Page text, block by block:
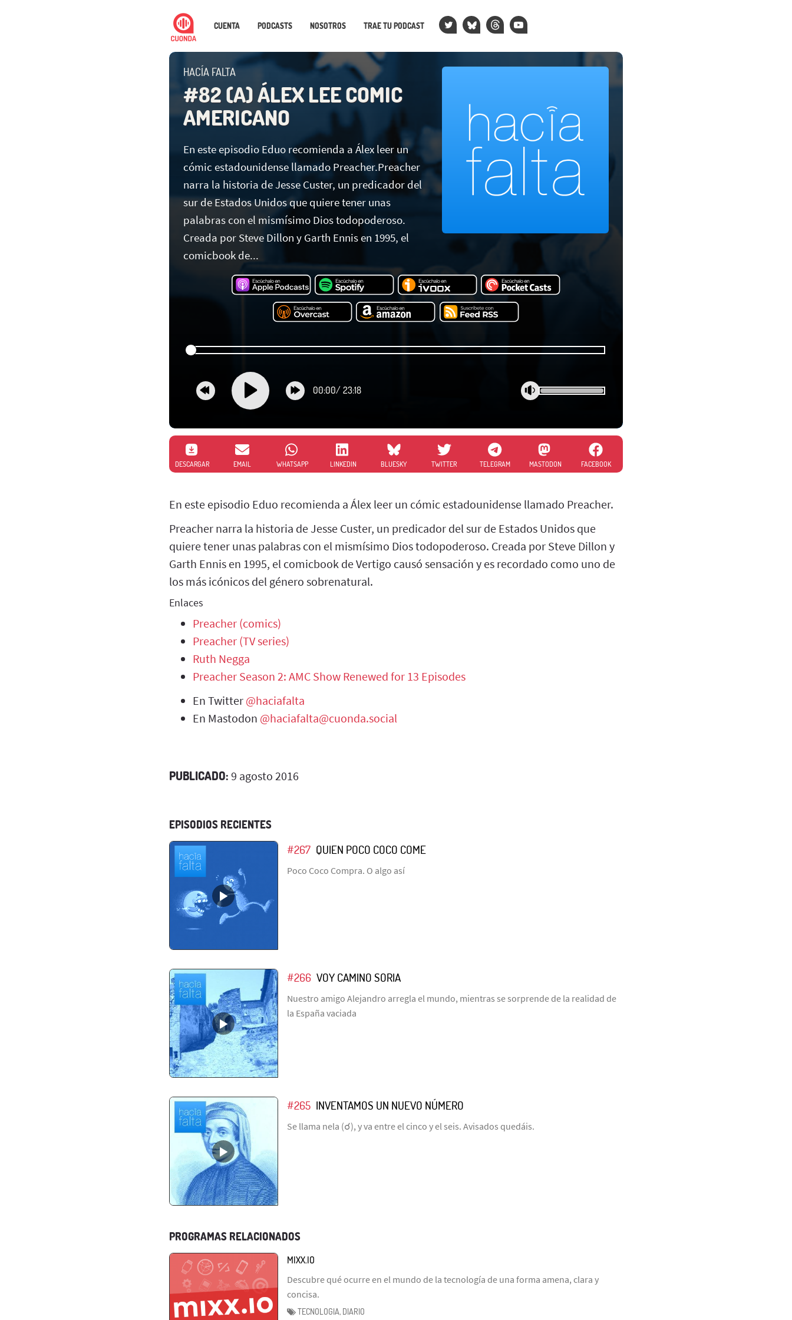
CUENTA PODCASTS NOSOTROS TRAE TU PODCAST
HACÍA FALTA
#82 (A) ÁLEX LEE COMIC
AMERICANO
En este episodio Eduo recomienda a Álex leer un
cómic estadounidense llamado Preacher.Preacher
narra la historia de Jesse Custer, un predicador del
sur de Estados Unidos que quiere tener unas
palabras con el mismísimo Dios todopoderoso.
Creada por Steve Dillon y Garth Ennis en 1995, el
comicbook de...
00:00/ 23:18
DESCARGAR EMAIL WHATSAPP LINKEDIN BLUESKY TWITTER TELEGRAM MASTODON FACEBOOK
En este episodio Eduo recomienda a Álex leer un cómic estadounidense llamado Preacher.
Preacher narra la historia de Jesse Custer, un predicador del sur de Estados Unidos que
quiere tener unas palabras con el mismísimo Dios todopoderoso. Creada por Steve Dillon y
Garth Ennis en 1995, el comicbook de Vertigo causó sensación y es recordado como uno de
los más icónicos del género sobrenatural.
Enlaces
Preacher (comics)
Preacher (TV series)
Ruth Negga
Preacher Season 2: AMC Show Renewed for 13 Episodes
En Twitter @haciafalta
En Mastodon @haciafalta@cuonda.social
PUBLICADO: 9 agosto 2016
EPISODIOS RECIENTES
#267 QUIEN POCO COCO COME
Poco Coco Compra. O algo así
#266 VOY CAMINO SORIA
Nuestro amigo Alejandro arregla el mundo, mientras se sorprende de la realidad de
la España vaciada
#265 INVENTAMOS UN NUEVO NÚMERO
Se llama nela (☌), y va entre el cinco y el seis. Avisados quedáis.
PROGRAMAS RELACIONADOS
MIXX.IO
Descubre qué ocurre en el mundo de la tecnología de una forma amena, clara y
concisa.
TECNOLOGIA, DIARIO